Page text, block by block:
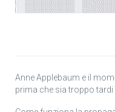
Anne Applebaum e il
prima che sia troppo tardi